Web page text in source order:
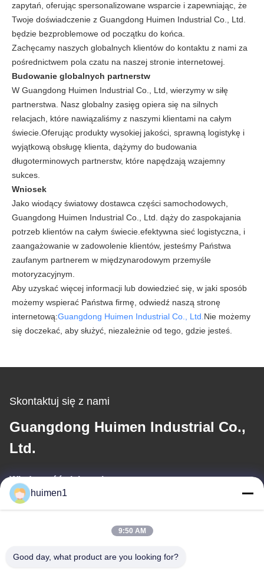
zapytań, oferując spersonalizowane wsparcie i zapewniając, że
Twoje doświadczenie z Guangdong Huimen Industrial Co., Ltd.
będzie bezproblemowe od początku do końca.
Zachęcamy naszych globalnych klientów do kontaktu z nami za
pośrednictwem pola czatu na naszej stronie internetowej.
Budowanie globalnych partnerstw
W Guangdong Huimen Industrial Co., Ltd, wierzymy w siłę
partnerstwa. Nasz globalny zasięg opiera się na silnych
relacjach, które nawiązaliśmy z naszymi klientami na całym
świecie.Oferując produkty wysokiej jakości, sprawną logistykę i
wyjątkową obsługę klienta, dążymy do budowania
długoterminowych partnerstw, które napędzają wzajemny
sukces.
Wniosek
Jako wiodący światowy dostawca części samochodowych,
Guangdong Huimen Industrial Co., Ltd. dąży do zaspokajania
potrzeb klientów na całym świecie.efektywna sieć logistyczna, i
zaangażowanie w zadowolenie klientów, jesteśmy Państwa
zaufanym partnerem w międzynarodowym przemyśle
motoryzacyjnym.
Aby uzyskać więcej informacji lub dowiedzieć się, w jaki sposób
możemy wspierać Państwa firmę, odwiedź naszą stronę
internetową:Guangdong Huimen Industrial Co., Ltd. Nie możemy
się doczekać, aby służyć, niezależnie od tego, gdzie jesteś.
Skontaktuj się z nami
Guangdong Huimen Industrial Co.,
Ltd.
Wiadomość elektroniczna
huimen1
9:50 AM
Good day, what product are you looking for?